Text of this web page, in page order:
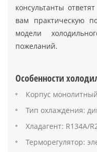
консультанты
вам практическую
модели
пожеланий.
Особенности
Корпус
Тип охлаждения:
Хладагент: R134A/
Терморегулятор: